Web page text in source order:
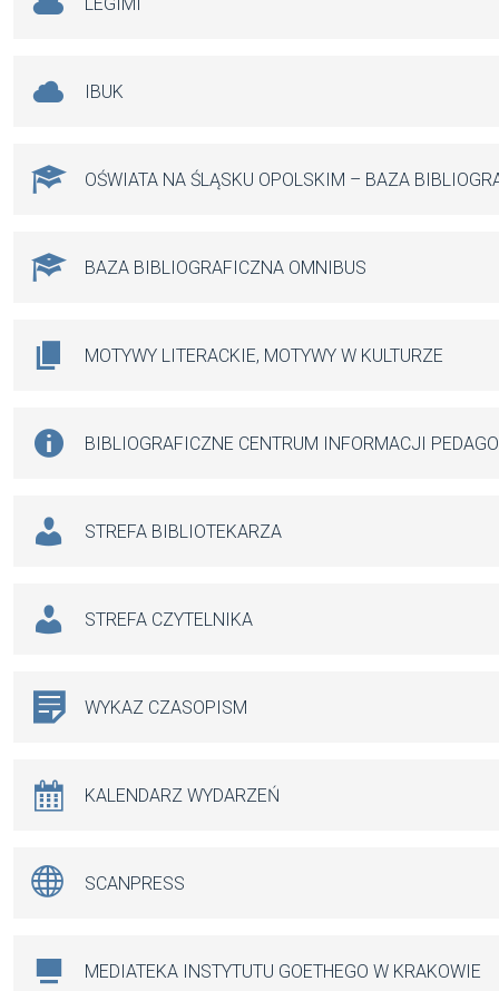
IBUK
OŚWIATA NA ŚLĄSKU OPOLSKIM – BAZA
BAZA BIBLIOGRAFICZNA OMNIBUS
MOTYWY LITERACKIE, MOTYWY W KULTURZE
BIBLIOGRAFICZNE CENTRUM INFORMACJI
STREFA BIBLIOTEKARZA
STREFA CZYTELNIKA
WYKAZ CZASOPISM
KALENDARZ WYDARZEŃ
SCANPRESS
MEDIATEKA INSTYTUTU GOETHEGO W KRAKOWIE